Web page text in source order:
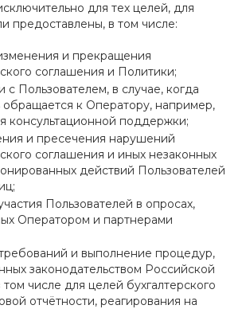
для тех целей, для
предоставлены, в том числе:
и прекращения
соглашения и Политики;
с Пользователем, в случае, когда
обращается к Оператору, например,
консультационной поддержки;
и пресечения нарушений
соглашения и иных незаконных
действий Пользователей
Пользователей в опросах,
Оператором и партнерами
и выполнение процедур,
законодательством Российской
числе для целей бухгалтерского
отчётности, реагирования на